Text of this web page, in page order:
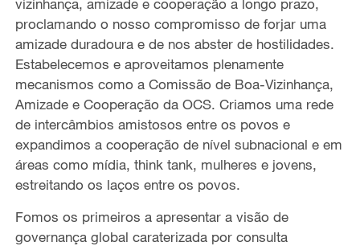
vizinhança, amizade e cooperação a longo prazo,
proclamando o nosso compromisso de forjar uma
amizade duradoura e de nos abster de hostilidades.
Estabelecemos e aproveitamos plenamente
mecanismos como a Comissão de Boa-Vizinhança,
Amizade e Cooperação da OCS. Criamos uma rede
de intercâmbios amistosos entre os povos e
expandimos a cooperação de nível subnacional e em
áreas como mídia, think tank, mulheres e jovens,
estreitando os laços entre os povos.
Fomos os primeiros a apresentar a visão de
governança global caraterizada por consulta